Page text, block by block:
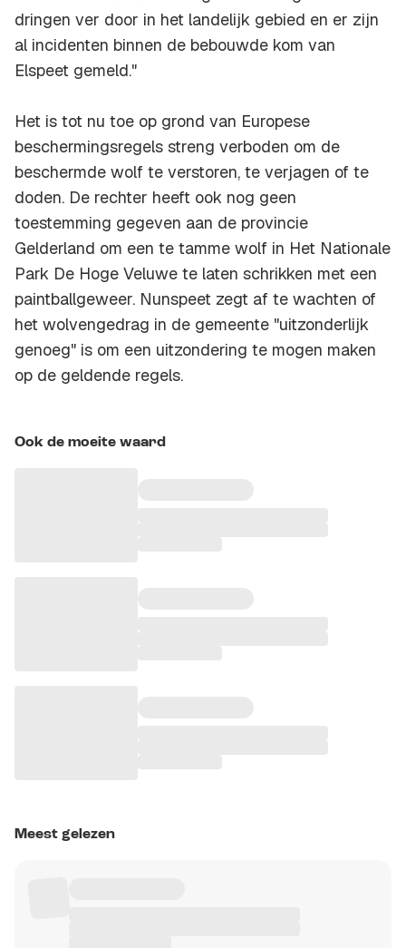
dringen ver door in het landelijk gebied en er zijn
al incidenten binnen de bebouwde kom van
Elspeet gemeld."
Het is tot nu toe op grond van Europese
beschermingsregels streng verboden om de
beschermde wolf te verstoren, te verjagen of te
doden. De rechter heeft ook nog geen
toestemming gegeven aan de provincie
Gelderland om een te tamme wolf in Het Nationale
Park De Hoge Veluwe te laten schrikken met een
paintballgeweer. Nunspeet zegt af te wachten of
het wolvengedrag in de gemeente "uitzonderlijk
genoeg" is om een uitzondering te mogen maken
op de geldende regels.
Ook de moeite waard
Meest gelezen